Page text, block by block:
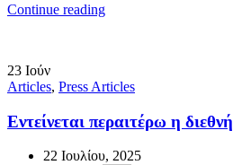
Continue reading
23 Ιούν
Articles, Press Articles
Εντείνεται περαιτέρω η
22 Ιουλίου, 2025